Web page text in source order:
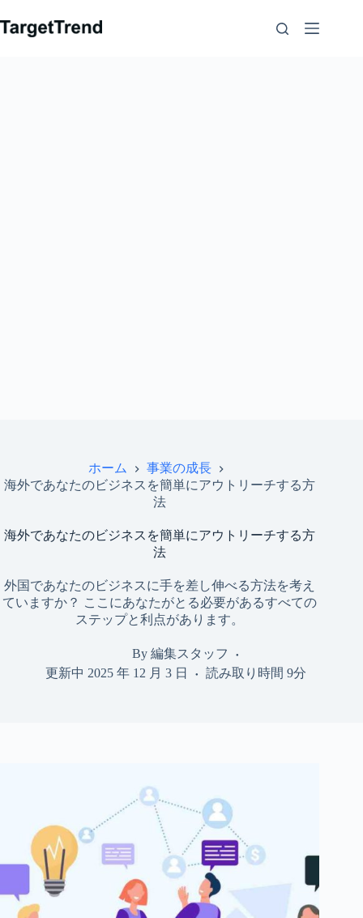
ン
ホーム
事業の成長
海外であなたのビジネスを簡単にアウトリーチする方
法
海外であなたのビジネスを簡単にアウトリーチする方
法
外国であなたのビジネスに手を差し伸べる方法を考え
ていますか？ ここにあなたがとる必要があるすべての
ステップと利点があります。
By 編集スタッフ
更新中 2025 年 12 月 3 日 読み取り時間 9分